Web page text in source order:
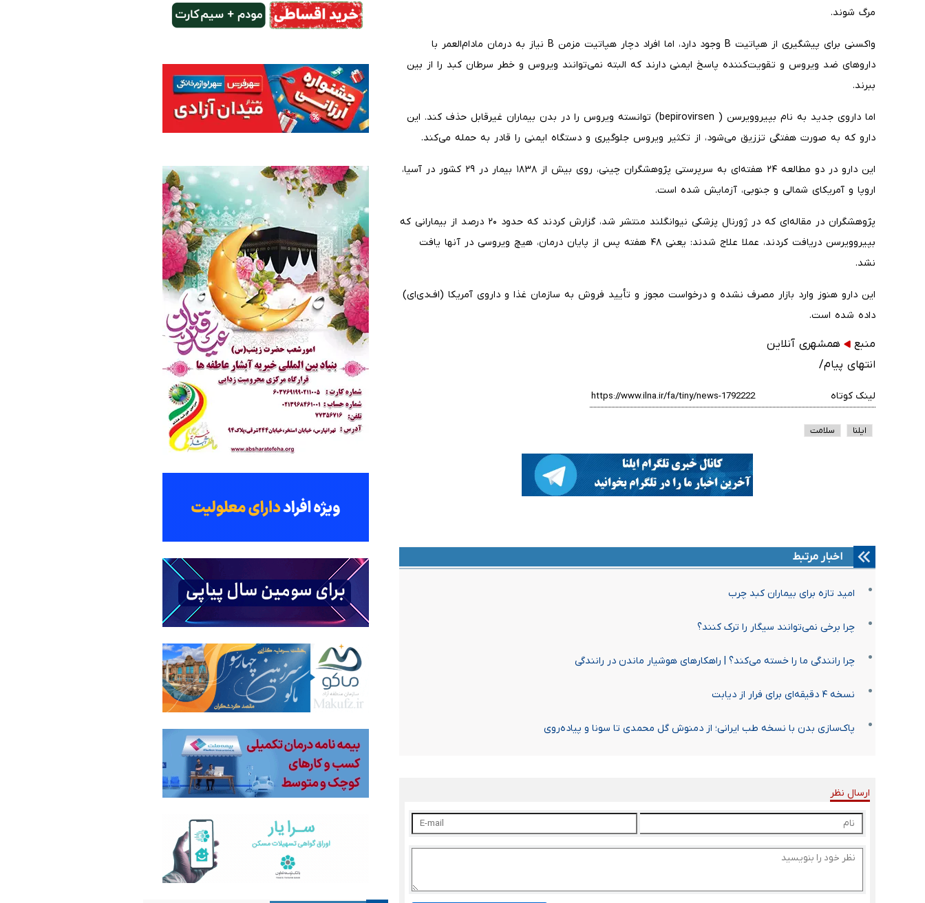
مرگ شوند.
واکسنی برای پیشگیری از هپاتیت B وجود دارد، اما افراد دچار هپاتیت مزمن ‌B نیاز به درمان مادام‌العمر با
داروهای ضد ویروس و تقویت‌کننده پاسخ ایمنی دارند که البته نمی‌توانند ویروس و خطر سرطان کبد را از بین
ببرند.
اما داروی جدید به نام بپیروویرسن ( bepirovirsen) توانسته ویروس را در بدن بیماران غیرقابل حذف کند. این
دارو که به صورت هفتگی تززیق می‌شود، از تکثیر ویروس جلوگیری و دستگاه ایمنی را قادر به حمله می‌کند.
این دارو در دو مطالعه ۲۴ هفته‌ای به سرپرستی پژوهشگران چینی، روی بیش از ۱۸۳۸ بیمار در ۲۹ کشور در آسیا،
اروپا و آمریکای شمالی و جنوبی، آزمایش شده است.
پژوهشگران در مقاله‌ای که در ژورنال پزشکی نیوانگلند منتشر شد، گزارش کردند که حدود ۲۰ درصد از بیمارانی که
بپیروویرسن دریافت کردند، عملا علاج شدند: یعنی ۴۸ هفته پس از پایان درمان، هیچ ویروسی در آنها یافت
نشد.
این دارو هنوز وارد بازار مصرف نشده و درخواست مجوز و تأیید فروش به سازمان غذا و داروی آمریکا (اف‌دی‌ای)
داده شده است.
منبع
همشهری آنلاین
انتهای پیام/
لینک کوتاه
ایلنا سلامت
اخبار مرتبط
امید تازه برای بیماران کبد چرب
چرا برخی نمی‌توانند سیگار را ترک کنند؟
چرا رانندگی ما را خسته می‌کند؟ | راهکارهای هوشیار ماندن در رانندگی
نسخه ۴ دقیقه‌ای برای فرار از دیابت
پاک‌سازی بدن با نسخه طب ایرانی؛ از دمنوش گل محمدی تا سونا و پیاده‌روی
ارسال نظر